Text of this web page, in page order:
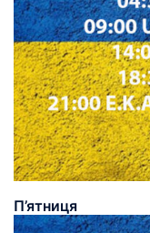
П’ятниця